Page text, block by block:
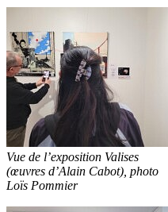
Vue de l’exposition Valises
(œuvres d’Alain Cabot), photo
Loïs Pommier